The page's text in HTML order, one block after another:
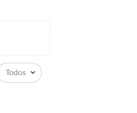
Todos